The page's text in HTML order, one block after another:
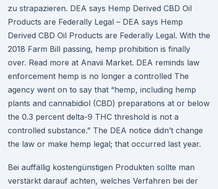
zu strapazieren. DEA says Hemp Derived CBD Oil
Products are Federally Legal – DEA says Hemp
Derived CBD Oil Products are Federally Legal. With the
2018 Farm Bill passing, hemp prohibition is finally
over. Read more at Anavii Market. DEA reminds law
enforcement hemp is no longer a controlled The
agency went on to say that “hemp, including hemp
plants and cannabidiol (CBD) preparations at or below
the 0.3 percent delta-9 THC threshold is not a
controlled substance.” The DEA notice didn’t change
the law or make hemp legal; that occurred last year.
Bei auffällig kostengünstigen Produkten sollte man
verstärkt darauf achten, welches Verfahren bei der